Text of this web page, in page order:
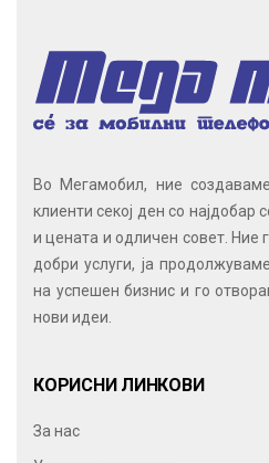
Во Мегамобил, ние
клиенти секој ден со најдобар
и цената и одличен совет. Ние
добри услуги, ја
на успешен бизнис и го
нови идеи.
КОРИСНИ ЛИНКОВИ
За нас